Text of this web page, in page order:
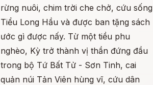
rừng nuôi, chim trời che chở, cứu sống
Tiểu Long Hầu và được ban tặng sách
ước gì được nấy. Từ một tiều phu
nghèo, Kỳ trở thành vị thần đứng đầu
trong bộ Tứ Bất Tử - Sơn Tinh, cai
quản núi Tản Viên hùng vĩ, cứu dân